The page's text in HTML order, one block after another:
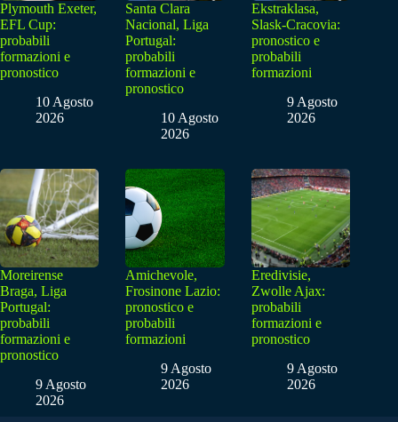
Plymouth Exeter,
EFL Cup:
probabili
formazioni e
pronostico
10 Agosto
2026
Santa Clara
Nacional, Liga
Portugal:
probabili
formazioni e
pronostico
10 Agosto
2026
Ekstraklasa,
Slask-Cracovia:
pronostico e
probabili
formazioni
9 Agosto
2026
Moreirense
Braga, Liga
Portugal:
probabili
formazioni e
pronostico
9 Agosto
2026
Amichevole,
Frosinone Lazio:
pronostico e
probabili
formazioni
9 Agosto
2026
Eredivisie,
Zwolle Ajax:
probabili
formazioni e
pronostico
9 Agosto
2026